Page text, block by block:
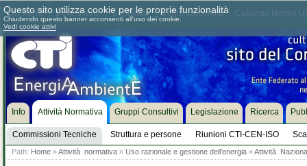
Chi siamo Dove siamo Contattaci Come associarsi
Info Attività Normativa
Commissioni Tecniche Struttura e persone Riunioni CTI-CEN-ISO
Gruppi Consultivi Legislazione Ricerca
Path: Home »Attività normativa » Uso razionale e gestione dell'energia »Attività
Questo sito utilizza cookie per le proprie funzionalità
Chiudendo questo banner acconsenti all'uso dei cookie.
Vedi cookie attivi